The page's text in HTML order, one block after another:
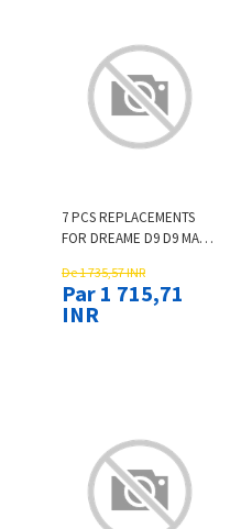
7 PCS REPLACEMENTS
FOR DREAME D9 D9 MAX
CLEANER PARTS
ACCESSORIES [NOT-
ORIGINAL]
De 1 735,57 INR
Par 1 715,71
INR